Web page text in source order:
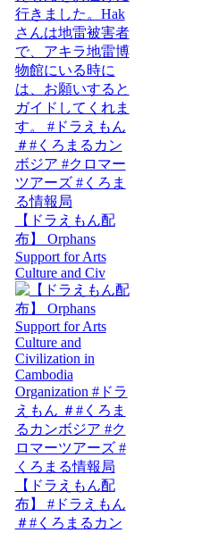
【ドラえもん配
布】 Orphans
Support for Arts
Culture and Civ
【ドラえもん配
布】 #ドラえもん
＃#くろまるカン